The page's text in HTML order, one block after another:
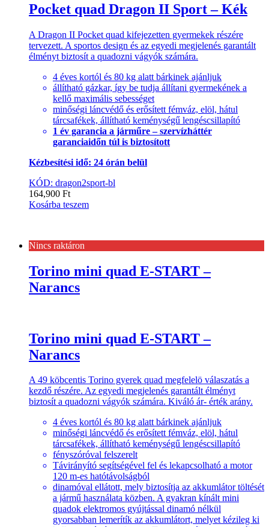
Pocket quad Dragon II Sport – Kék
A Dragon II Pocket quad kifejezetten gyermekek részére
tervezett. A sportos design és az egyedi megjelenés garantált
élményt biztosít a quadozni vágyók számára.
4 éves kortól és 80 kg alatt bárkinek ajánljuk
állítható gázkar, így be tudja állítani gyermekének a
kellő maximális sebességet
minőségi láncvédő és erősített fémváz, elöl, hátul
tárcsafékek, állítható keménységű lengéscsillapító
1 év garancia a járműre – szervízháttér
garanciaidőn túl is biztosított
Kézbesítési idő: 24 órán belül
KÓD: dragon2sport-bl
164,900 Ft
Kosárba teszem
Nincs raktáron
Torino mini quad E-START –
Narancs
Torino mini quad E-START –
Narancs
A 49 köbcentis Torino gyerek quad megfelelö válaszatás a
kezdő részére. Az egyedi megjelenés garantált élményt
biztosít a quadozni vágyók számára. Kiváló ár- érték arány.
4 éves kortól és 80 kg alatt bárkinek ajánljuk
minőségi láncvédő és erősített fémváz, elöl, hátul
tárcsafékek, állítható keménységű lengéscsillapító
fényszóróval felszerelt
Távirányító segítségével fel és lekapcsolható a motor
120 m-es hatótávolságból
dinamóval ellátott, mely biztosítja az akkumlátor töltését
a jármű használata közben. A gyakran kínált mini
quadok elektromos gyújtással dinamó nélkül
gyorsabban lemerítík az akkumlátort, melyet kézileg ki